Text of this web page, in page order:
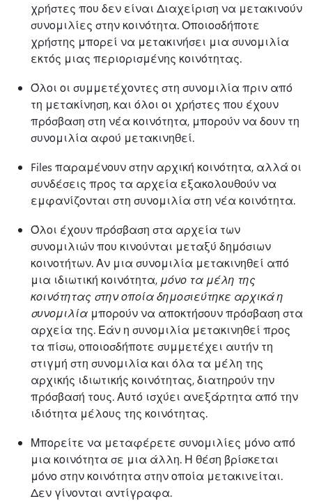
χρήστες που δεν είναι Διαχείριση να μετακινούν
συνομιλίες στην κοινότητα. Οποιοσδήποτε
χρήστης μπορεί να μετακινήσει μια συνομιλία
εκτός μιας περιορισμένης κοινότητας.
Όλοι οι συμμετέχοντες στη συνομιλία πριν από
τη μετακίνηση, και όλοι οι χρήστες που έχουν
πρόσβαση στη νέα κοινότητα, μπορούν να δουν τη
συνομιλία αφού μετακινηθεί.
Files παραμένουν στην αρχική κοινότητα, αλλά οι
συνδέσεις προς τα αρχεία εξακολουθούν να
εμφανίζονται στη συνομιλία στη νέα κοινότητα.
Όλοι έχουν πρόσβαση στα αρχεία των
συνομιλιών που κινούνται μεταξύ δημόσιων
κοινοτήτων. Αν μια συνομιλία μετακινηθεί από
μια ιδιωτική κοινότητα, μόνο τα μέλη της
κοινότητας στην οποία δημοσιεύτηκε αρχικά η
συνομιλία μπορούν να αποκτήσουν πρόσβαση στα
αρχεία της. Εάν η συνομιλία μετακινηθεί προς
τα πίσω, οποιοσδήποτε συμμετέχει αυτήν τη
στιγμή στη συνομιλία και όλα τα μέλη της
αρχικής ιδιωτικής κοινότητας, διατηρούν την
πρόσβασή τους. Αυτό ισχύει ανεξάρτητα από την
ιδιότητα μέλους της κοινότητας.
Μπορείτε να μεταφέρετε συνομιλίες μόνο από
μια κοινότητα σε μια άλλη. Η θέση βρίσκεται
μόνο στην κοινότητα στην οποία μετακινείται.
Δεν γίνονται αντίγραφα.